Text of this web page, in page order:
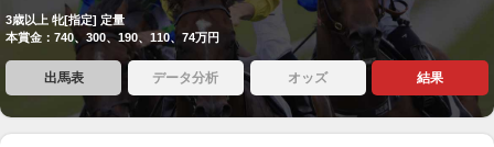
3歳以上 牝[指定] 定量
本賞金：740、300、190、110、74万円
出馬表 データ分析 オッズ 結果